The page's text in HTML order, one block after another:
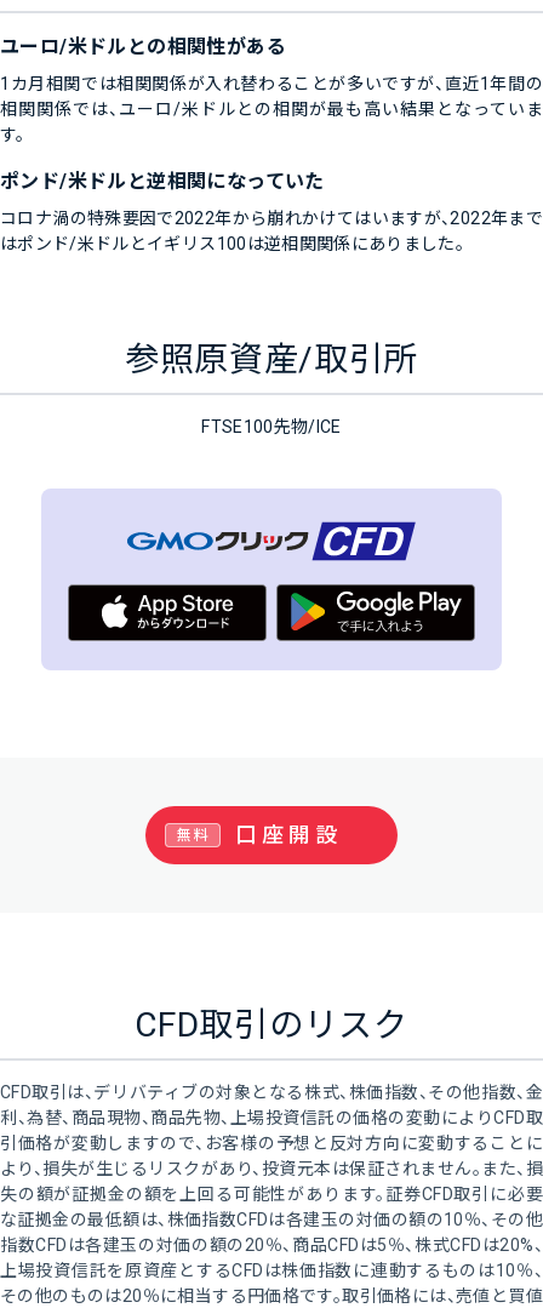
ユーロ/米ドルとの相関性がある
1カ月相関では相関関係が入れ替わることが多いですが、直近1年間の
相関関係では、ユーロ/米ドルとの相関が最も高い結果となっていま
す。
ポンド/米ドルと逆相関になっていた
コロナ渦の特殊要因で2022年から崩れかけてはいますが、2022年まで
はポンド/米ドルとイギリス100は逆相関関係にありました。
参照原資産/取引所
FTSE100先物/ICE
口座開設
無料
CFD取引のリスク
CFD取引は、デリバティブの対象となる株式、株価指数、その他指数、金
利、為替、商品現物、商品先物、上場投資信託の価格の変動によりCFD取
引価格が変動しますので、お客様の予想と反対方向に変動することに
より、損失が生じるリスクがあり、投資元本は保証されません。また、損
失の額が証拠金の額を上回る可能性があります。証券CFD取引に必要
な証拠金の最低額は、株価指数CFDは各建玉の対価の額の10％、その他
指数CFDは各建玉の対価の額の20％、商品CFDは5％、株式CFDは20%、
上場投資信託を原資産とするCFDは株価指数に連動するものは10％、
その他のものは20％に相当する円価格です。取引価格には、売値と買値